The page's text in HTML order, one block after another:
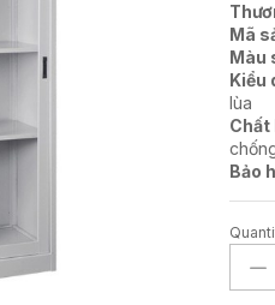
Mã
Màu
Kiểu
lùa
Chất
Bảo
Tủ
sắt